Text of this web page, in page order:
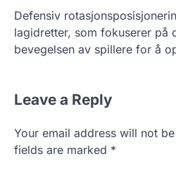
Defensiv
lagidretter, som fokuserer på
bevegelsen av spillere for å
Leave a Reply
Your email address will not
fields are marked *